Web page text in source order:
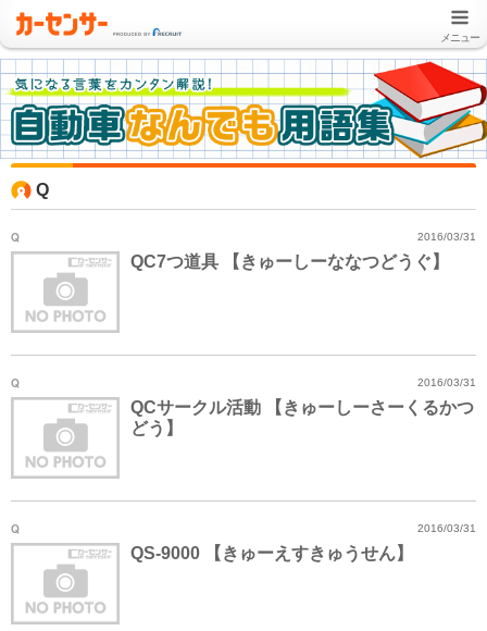
メニュー
Q
Q 2016/03/31
QC7つ道具 【きゅーしーななつどうぐ】
Q 2016/03/31
QCサークル活動 【きゅーしーさーくるかつ
どう】
Q 2016/03/31
QS-9000 【きゅーえすきゅうせん】